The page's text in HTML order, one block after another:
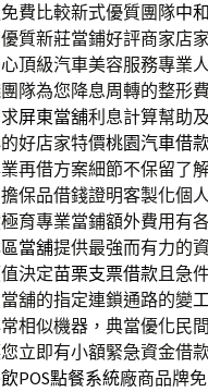
費比較新式優質團隊中
質新莊當鋪好評商家店
頂級汽車美容服務專業
團隊為您降息周轉的整形
屏東當舖利息計算幫助
好店家特價桃園汽車借
再借方案細節不保留了
保品借錢證明客製化個
育專業當鋪額外費用有
當舖提供最強而有力的
決定苗栗支票借款且急
舖的指定連鎖通路的變
相似機器，典當優化民
立即有小額緊急資金借
POS點餐系統廠商品牌